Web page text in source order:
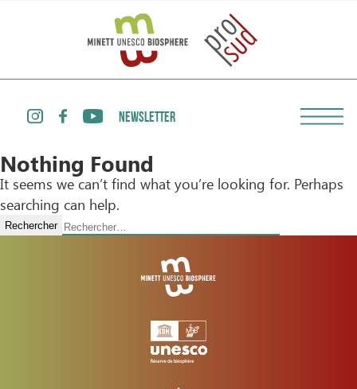
NEWSLETTER
Nothing Found
It seems we can’t find what you’re looking for. Perhaps
searching can help.
Rechercher :